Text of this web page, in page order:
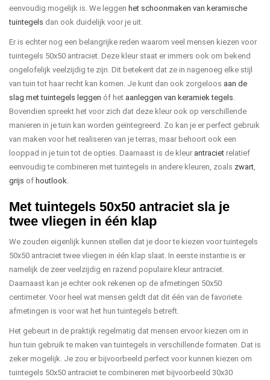
eenvoudig mogelijk is. We leggen het schoonmaken van keramische
tuintegels dan ook duidelijk voor je uit.
Er is echter nog een belangrijke reden waarom veel mensen kiezen voor
tuintegels 50x50 antraciet. Deze kleur staat er immers ook om bekend
ongelofelijk veelzijdig te zijn. Dit betekent dat ze in nagenoeg elke stijl
van tuin tot haar recht kan komen. Je kunt dan ook zorgeloos aan de
slag met tuintegels leggen óf het aanleggen van keramiek tegels.
Bovendien spreekt het voor zich dat deze kleur ook op verschillende
manieren in je tuin kan worden geïntegreerd. Zo kan je er perfect gebruik
van maken voor het realiseren van je terras, maar behoort ook een
looppad in je tuin tot de opties. Daarnaast is de kleur antraciet relatief
eenvoudig te combineren met tuintegels in andere kleuren, zoals zwart,
grijs of houtlook.
Met tuintegels 50x50 antraciet sla je
twee vliegen in één klap
We zouden eigenlijk kunnen stellen dat je door te kiezen voor tuintegels
50x50 antraciet twee vliegen in één klap slaat. In eerste instantie is er
namelijk de zeer veelzijdig en razend populaire kleur antraciet.
Daarnaast kan je echter ook rekenen op de afmetingen 50x50
centimeter. Voor heel wat mensen geldt dat dit één van de favoriete
afmetingen is voor wat het hun tuintegels betreft.
Het gebeurt in de praktijk regelmatig dat mensen ervoor kiezen om in
hun tuin gebruik te maken van tuintegels in verschillende formaten. Dat is
zeker mogelijk. Je zou er bijvoorbeeld perfect voor kunnen kiezen om
tuintegels 50x50 antraciet te combineren met bijvoorbeeld 30x30